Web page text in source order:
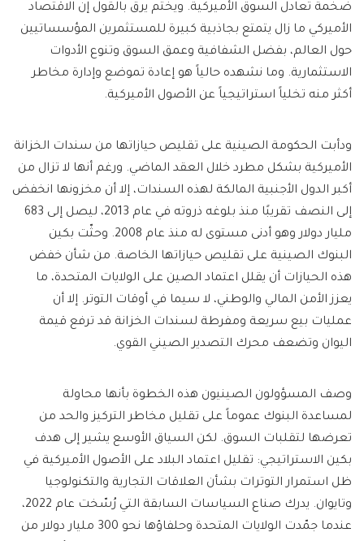
ضخمة تعادل السوق الأميركية. ويختم يرق بالقول إن الاقتصاد
الأميركي ما زال يتمتع بجاذبية كبيرة للمستثمرين المؤسساتيين
حول العالم، بفضل الشفافية وعمق السوق وتنوع الأدوات
الاستثمارية. وما نشهده حالياً هو إعادة تموضع وإدارة مخاطر
أكثر منه تخلياً استراتيجياً عن الأصول الأميركية.
ودأبت الحكومة الصينية على تقليص حيازاتها من سندات الخزانة
الأميركية بشكل مطرد خلال العقد الماضي. ورغم أنها لا تزال من
أكبر الدول الأجنبية المالكة لهذه السندات، إلا أن مخزونها انخفض
إلى النصف تقريبًا منذ بلوغه ذروته في عام 2013، ليصل إلى 683
مليار دولار وهو أدنى مستوى له منذ عام 2008. وحثّت بكين
البنوك الصينية على تقليص حيازاتها الخاصة. من شأن خفض
هذه الحيازات أن يقلل اعتماد الصين على الولايات المتحدة، ما
يعزز الأمن المالي والوطني، لا سيما في أوقات التوتر. إلا أن
عمليات بيع سريعة ومفرطة لسندات الخزانة قد ترفع قيمة
اليوان وتضعف محرك التصدير الصيني القوي.
وصف المسؤولون الصينيون هذه الخطوة بأنها محاولة
لمساعدة البنوك عموماً على تقليل مخاطر التركيز والحد من
تعرضها لتقلبات السوق. لكن السياق الأوسع يشير إلى هدف
بكين الاستراتيجي: تقليل اعتماد البلاد على الأصول الأميركية في
ظل استمرار التوترات بشأن العلاقات التجارية والتكنولوجيا
وتايوان. يدرك صناع السياسات السابقة التي رُسّخت عام 2022،
عندما جمّدت الولايات المتحدة وحلفاؤها نحو 300 مليار دولار من